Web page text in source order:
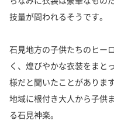
技量が問われるそうです。
石見地方の子供たちのヒー
く、煌びやかな衣装をまと
様だと聞いたことがあります
地域に根付き大人から子供
る石見神楽。